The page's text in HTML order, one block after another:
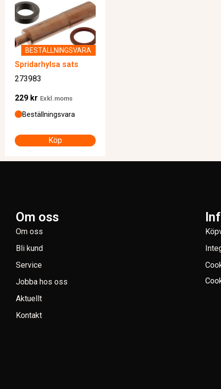
BESTÄLLNINGSVARA
Spridarhylsa sats
273983
229 kr Exkl.moms
Beställningsvara
Köp
Om oss
Om oss
Bli kund
Service
Jobba hos oss
Aktuellt
Kontakt